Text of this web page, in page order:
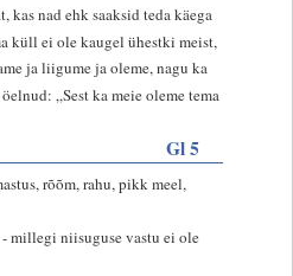
kas nad ehk saaksid teda käega
küll ei ole kaugel ühestki meist,
ja liigume ja oleme, nagu ka
„Sest ka meie oleme tema
Gl 5
rõõm, rahu, pikk meel,
- millegi niisuguse vastu ei ole